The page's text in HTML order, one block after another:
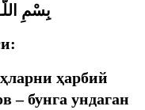
بِسْمِ
ҳарбий
– бунга ундаган